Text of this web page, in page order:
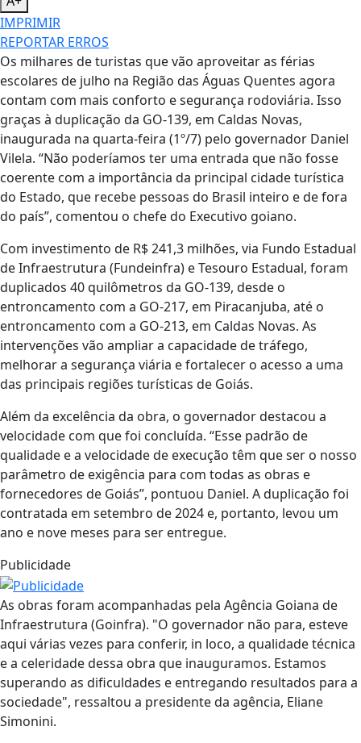
IMPRIMIR
REPORTAR ERROS
Os milhares de turistas que vão aproveitar as férias
escolares de julho na Região das Águas Quentes agora
contam com mais conforto e segurança rodoviária. Isso
graças à duplicação da GO-139, em Caldas Novas,
inaugurada na quarta-feira (1º/7) pelo governador Daniel
Vilela. “Não poderíamos ter uma entrada que não fosse
coerente com a importância da principal cidade turística
do Estado, que recebe pessoas do Brasil inteiro e de fora
do país”, comentou o chefe do Executivo goiano.
Com investimento de R$ 241,3 milhões, via Fundo Estadual
de Infraestrutura (Fundeinfra) e Tesouro Estadual, foram
duplicados 40 quilômetros da GO-139, desde o
entroncamento com a GO-217, em Piracanjuba, até o
entroncamento com a GO-213, em Caldas Novas. As
intervenções vão ampliar a capacidade de tráfego,
melhorar a segurança viária e fortalecer o acesso a uma
das principais regiões turísticas de Goiás.
Além da excelência da obra, o governador destacou a
velocidade com que foi concluída. “Esse padrão de
qualidade e a velocidade de execução têm que ser o nosso
parâmetro de exigência para com todas as obras e
fornecedores de Goiás”, pontuou Daniel. A duplicação foi
contratada em setembro de 2024 e, portanto, levou um
ano e nove meses para ser entregue.
Publicidade
As obras foram acompanhadas pela Agência Goiana de
Infraestrutura (Goinfra). "O governador não para, esteve
aqui várias vezes para conferir, in loco, a qualidade técnica
e a celeridade dessa obra que inauguramos. Estamos
superando as dificuldades e entregando resultados para a
sociedade", ressaltou a presidente da agência, Eliane
Simonini.